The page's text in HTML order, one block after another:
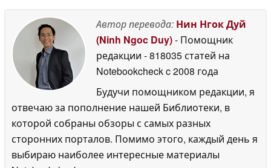
Автор перевода: Нин Нгок Дуй
(Ninh Ngoc Duy)- Помощник
редакции - 818035 статей на
Notebookcheckc 2008 года
Будучи помощником редакции, я
отвечаю за пополнение нашей Библиотеки, в
которой собраны обзоры с самых разных
сторонних порталов. Помимо этого, каждый день я
выбираю наиболее интересные материалы